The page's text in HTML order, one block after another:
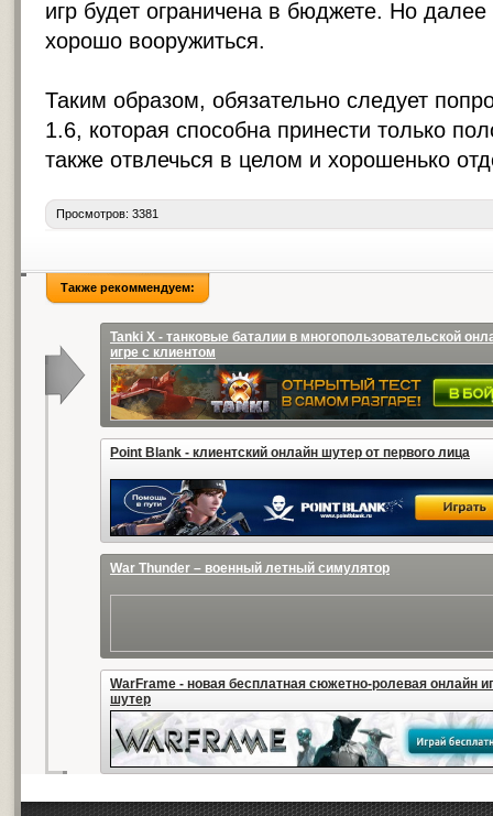
игр будет ограничена в бюджете. Но
хорошо вооружиться.
Таким образом, обязательно следует
1.6, которая способна принести только
также отвлечься в целом и хорошенько
Просмотров: 3381
Также рекоммендуем:
Tanki X - танковые баталии в многопользовательской
игре с клиентом
Point Blank - клиентский онлайн шутер от первого лица
War Thunder – военный летный симулятор
WarFrame - новая бесплатная сюжетно-ролевая онлайн
шутер